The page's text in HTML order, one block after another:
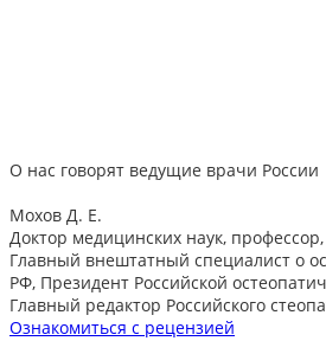
О нас говорят ведущие врачи России
Мохов Д. Е.
Доктор медицинских наук,
Главный внештатный специалист о
РФ, Президент Российской
Главный редактор Российского
Ознакомиться с рецензией